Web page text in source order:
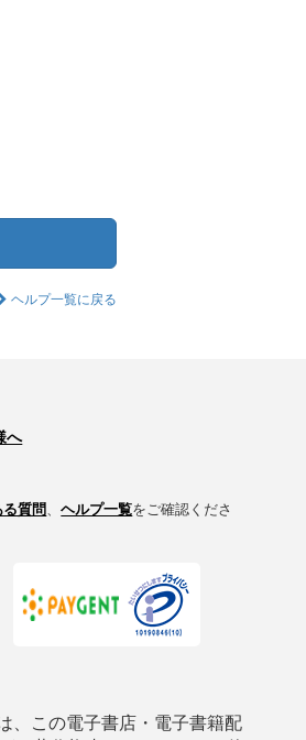
ヘルプ一覧に戻る
へ
る質問、ヘルプ一覧をご確認くださ
、この電子書店・電子書籍配